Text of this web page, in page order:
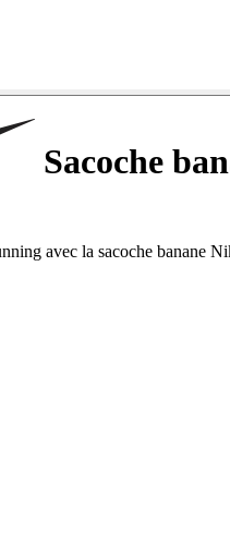
Sacoche
avec la sacoche banane